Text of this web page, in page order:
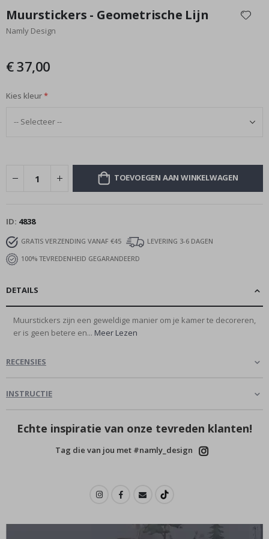
het
begin
afbeeldingen-
Muurstickers - Geometrische Lijn
Namly Design
€ 37,00
Kies kleur
TOEVOEGEN AAN WINKELWAGEN
ID 4838
GRATIS VERZENDING VANAF €45
LEVERING 3-6 DAGEN
100% TEVREDENHEID GEGARANDEERD
DETAILS
Muurstickers zijn een geweldige manier om je kamer te decoreren,
er is geen betere en... Meer Lezen
RECENSIES
INSTRUCTIE
Echte inspiratie van onze tevreden klanten!
Tag die van jou met #namly_design